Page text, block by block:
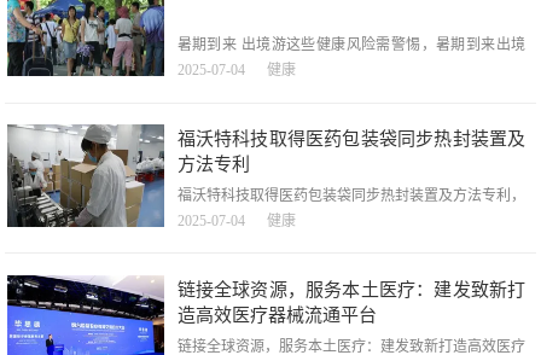
暑期到来 出境游这些健康风险需警惕，暑期到来出境
游这些健康风险需警惕，本文转自【央视新闻客户
绍，随着暑期到来，出境游开始增多，暑期出境游可愉
悦身心，但也会有一些潜在的健康风险，如
2025-07-04 健康
福沃特科技取得医药包装袋同步热封装置及
方法专利
福沃特科技取得医药包装袋同步热封装置及方法专利，
福沃特科技取得医药包装袋同步热封装置及方法专利，
装袋同步热封装置及方法」的专利，授权公告号
CN115302853B，申请日期为2022
2025-07-04 健康
链接全球资源，服务本土医疗：建发致新打
造高效医疗器械流通平台
链接全球资源，服务本土医疗：建发致新打造高效医疗